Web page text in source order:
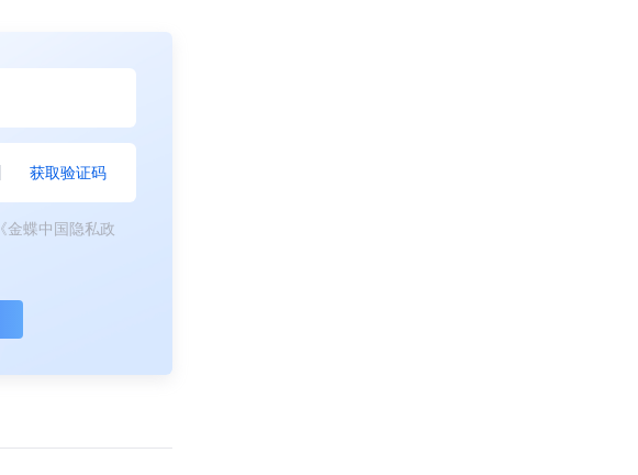
获取验证码
《金蝶中国隐私政